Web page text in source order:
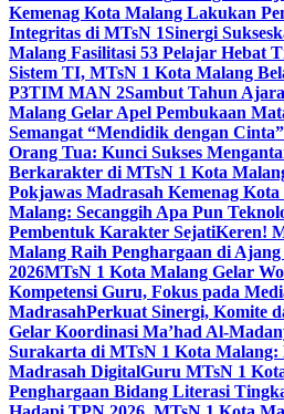
Kemenag Kota Malang Lakukan
Integritas di MTsN 1Sinergi
Malang Fasilitasi 53 Pelajar Hebat
Sistem TI, MTsN 1 Kota Malang
P3TIM MAN 2Sambut Tahun
Malang Gelar Apel Pembukaan
Semangat “Mendidik dengan Cinta”
Orang Tua: Kunci Sukses
Berkarakter di MTsN 1 Kota
Pokjawas Madrasah Kemenag
Malang: Secanggih Apa Pun
Pembentuk Karakter SejatiKeren!
Malang Raih Penghargaan di
2026MTsN 1 Kota Malang Gelar
Kompetensi Guru, Fokus pada
MadrasahPerkuat Sinergi, Komite
Gelar Koordinasi Ma’had Al-
Surakarta di MTsN 1 Kota
Madrasah DigitalGuru MTsN 1
Penghargaan Bidang Literasi